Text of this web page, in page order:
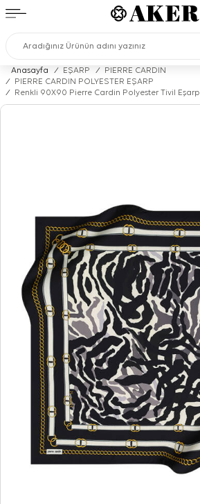
Anasayfa / EŞARP /
PIERRE CARDIN
/
PIERRE CARDIN POLYESTER EŞARP
/
Renkli 90X90 Pierre Cardin Polyester Tivil Eşarpl